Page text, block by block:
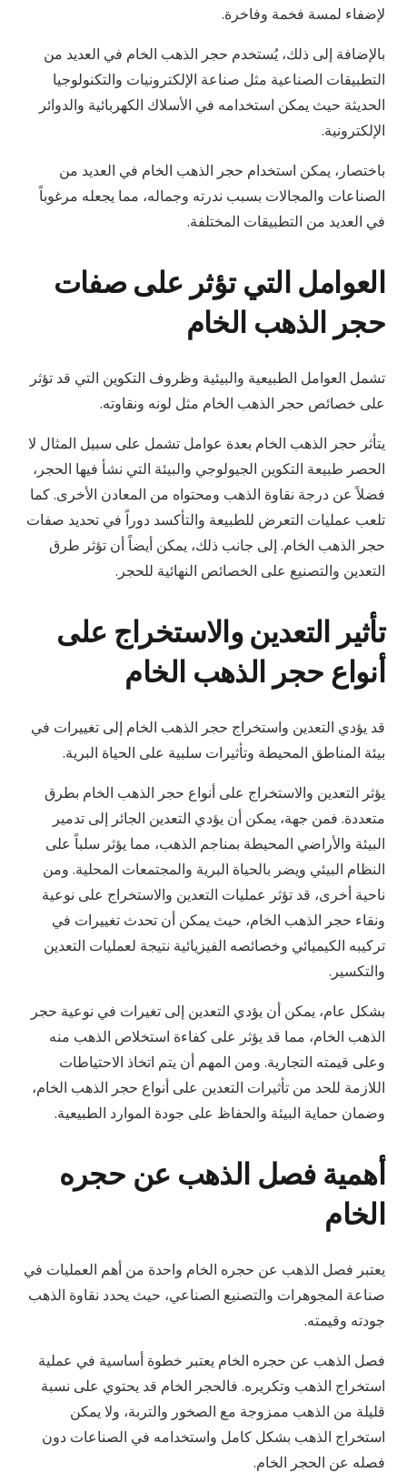
لإضفاء لمسة فخمة وفاخرة.
بالإضافة إلى ذلك، يُستخدم حجر الذهب الخام في العديد من
التطبيقات الصناعية مثل صناعة الإلكترونيات والتكنولوجيا
الحديثة حيث يمكن استخدامه في الأسلاك الكهربائية والدوائر
الإلكترونية.
باختصار، يمكن استخدام حجر الذهب الخام في العديد من
الصناعات والمجالات بسبب ندرته وجماله، مما يجعله مرغوباً
في العديد من التطبيقات المختلفة.
العوامل التي تؤثر على صفات
حجر الذهب الخام
تشمل العوامل الطبيعية والبيئية وظروف التكوين التي قد تؤثر
على خصائص حجر الذهب الخام مثل لونه ونقاوته.
يتأثر حجر الذهب الخام بعدة عوامل تشمل على سبيل المثال لا
الحصر طبيعة التكوين الجيولوجي والبيئة التي نشأ فيها الحجر،
فضلاً عن درجة نقاوة الذهب ومحتواه من المعادن الأخرى. كما
تلعب عمليات التعرض للطبيعة والتأكسد دوراً في تحديد صفات
حجر الذهب الخام. إلى جانب ذلك، يمكن أيضاً أن تؤثر طرق
التعدين والتصنيع على الخصائص النهائية للحجر.
تأثير التعدين والاستخراج على
أنواع حجر الذهب الخام
قد يؤدي التعدين واستخراج حجر الذهب الخام إلى تغييرات في
بيئة المناطق المحيطة وتأثيرات سلبية على الحياة البرية.
يؤثر التعدين والاستخراج على أنواع حجر الذهب الخام بطرق
متعددة. فمن جهة، يمكن أن يؤدي التعدين الجائر إلى تدمير
البيئة والأراضي المحيطة بمناجم الذهب، مما يؤثر سلباً على
النظام البيئي ويضر بالحياة البرية والمجتمعات المحلية. ومن
ناحية أخرى، قد تؤثر عمليات التعدين والاستخراج على نوعية
ونقاء حجر الذهب الخام، حيث يمكن أن تحدث تغييرات في
تركيبه الكيميائي وخصائصه الفيزيائية نتيجة لعمليات التعدين
والتكسير.
بشكل عام، يمكن أن يؤدي التعدين إلى تغيرات في نوعية حجر
الذهب الخام، مما قد يؤثر على كفاءة استخلاص الذهب منه
وعلى قيمته التجارية. ومن المهم أن يتم اتخاذ الاحتياطات
اللازمة للحد من تأثيرات التعدين على أنواع حجر الذهب الخام،
وضمان حماية البيئة والحفاظ على جودة الموارد الطبيعية.
أهمية فصل الذهب عن حجره
الخام
يعتبر فصل الذهب عن حجره الخام واحدة من أهم العمليات في
صناعة المجوهرات والتصنيع الصناعي، حيث يحدد نقاوة الذهب
جودته وقيمته.
فصل الذهب عن حجره الخام يعتبر خطوة أساسية في عملية
استخراج الذهب وتكريره. فالحجر الخام قد يحتوي على نسبة
قليلة من الذهب ممزوجة مع الصخور والتربة، ولا يمكن
استخراج الذهب بشكل كامل واستخدامه في الصناعات دون
فصله عن الحجر الخام.